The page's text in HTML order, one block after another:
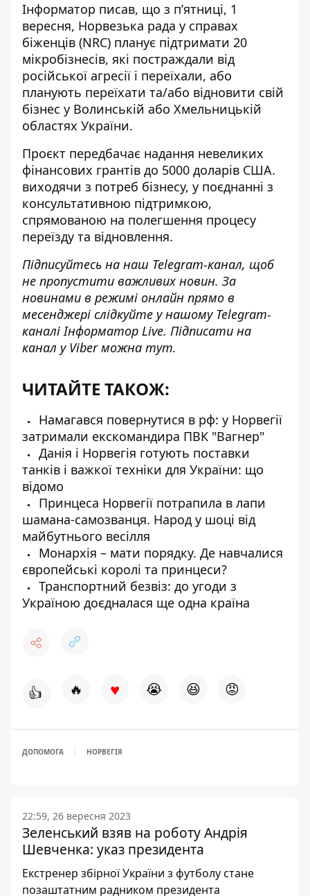
Інформатор писав, що з п’ятниці, 1
вересня, Норвезька рада у справах
біженців (NRC) планує підтримати 20
мікробізнесів, які постраждали від
російської агресії і переїхали, або
планують переїхати та/або відновити свій
бізнес у Волинській або Хмельницькій
областях України.
Проєкт передбачає надання невеликих
фінансових грантів до 5000 доларів США.
виходячи з потреб бізнесу, у поєднанні з
консультативною підтримкою,
спрямованою на полегшення процесу
переїзду та відновлення.
Підписуйтесь на наш Telegram-канал, щоб
не пропустити важливих новин. За
новинами в режимі онлайн прямо в
месенджері слідкуйте у нашому Telegram-
каналіІнформатор Live. Підписати на
канал у Viber можна тут.
ЧИТАЙТЕ ТАКОЖ:
Намагався повернутися в рф: у Норвегії
затримали екскомандира ПВК "Вагнер"
Данія і Норвегія готують поставки
танків і важкої техніки для України: що
відомо
Принцеса Норвегії потрапила в лапи
шамана-самозванця. Народ у шоці від
майбутнього весілля
Монархія – мати порядку. Де навчалися
європейські королі та принцеси?
Транспортний безвіз: до угоди з
Україною доєдналася ще одна країна
👍 🔥 ♥ 😭 😆 😡
ДОПОМОГА НОРВЕГІЯ
22:59, 26 вересня 2023
Зеленський взяв на роботу Андрія
Шевченка: указ президента
Екстренер збірної України з футболу стане
позаштатним радником президента